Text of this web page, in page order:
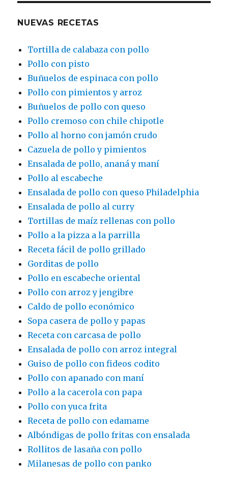
NUEVAS RECETAS
Tortilla de calabaza con pollo
Pollo con pisto
Buñuelos de espinaca con pollo
Pollo con pimientos y arroz
Buñuelos de pollo con queso
Pollo cremoso con chile chipotle
Pollo al horno con jamón crudo
Cazuela de pollo y pimientos
Ensalada de pollo, ananá y maní
Pollo al escabeche
Ensalada de pollo con queso Philadelphia
Ensalada de pollo al curry
Tortillas de maíz rellenas con pollo
Pollo a la pizza a la parrilla
Receta fácil de pollo grillado
Gorditas de pollo
Pollo en escabeche oriental
Pollo con arroz y jengibre
Caldo de pollo económico
Sopa casera de pollo y papas
Receta con carcasa de pollo
Ensalada de pollo con arroz integral
Guiso de pollo con fideos codito
Pollo con apanado con maní
Pollo a la cacerola con papa
Pollo con yuca frita
Receta de pollo con edamame
Albóndigas de pollo fritas con ensalada
Rollitos de lasaña con pollo
Milanesas de pollo con panko